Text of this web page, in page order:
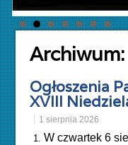
Archiwum:
Ogłoszenia
XVIII
1 sierpnia 2026
W czwartek 6